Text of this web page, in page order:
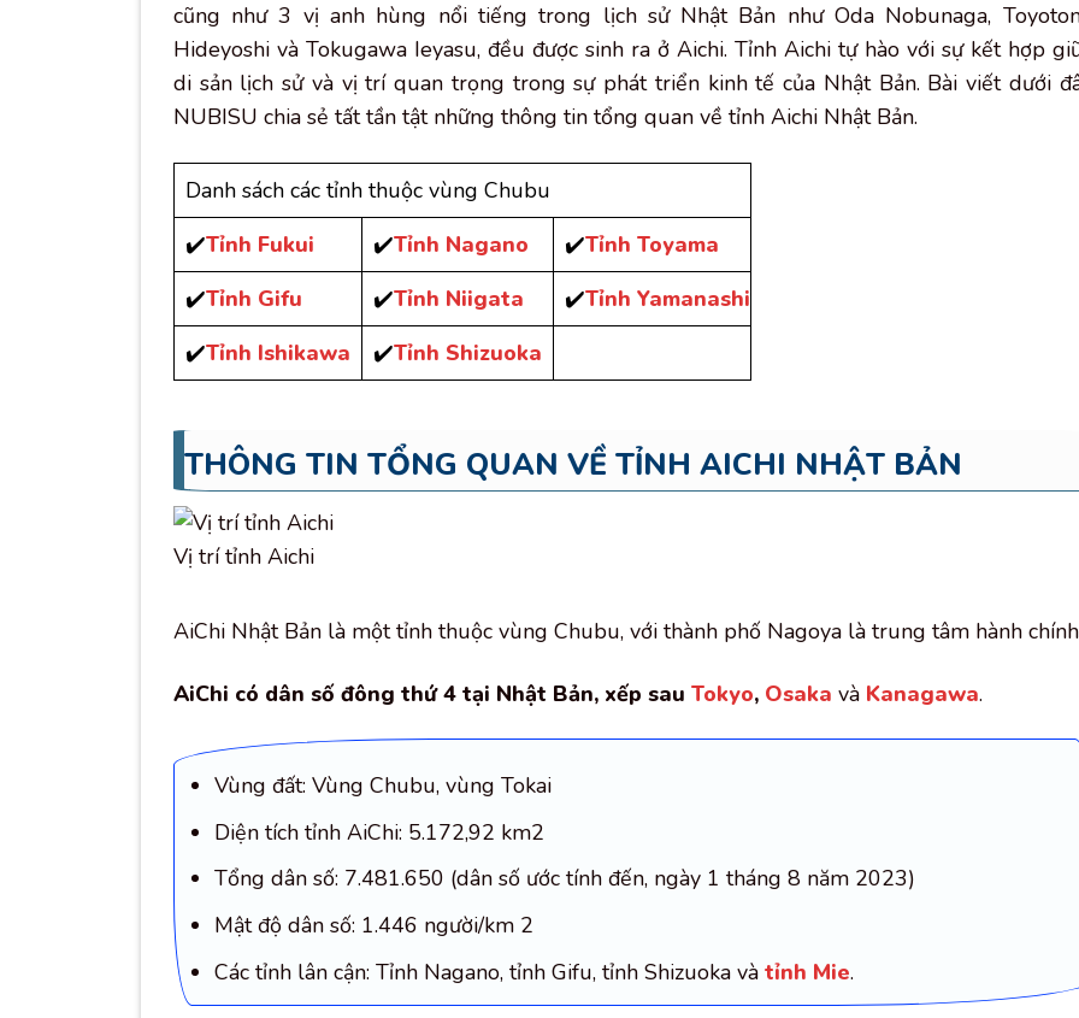
cũng như 3 vị anh hùng nổi tiếng trong lịch sử Nhật Bản như Oda Nobunaga,
Hideyoshi và Tokugawa Ieyasu, đều được sinh ra ở Aichi. Tỉnh Aichi tự hào với sự kết hợp
di sản lịch sử và vị trí quan trọng trong sự phát triển kinh tế của Nhật Bản. Bài viết dưới
NUBISU chia sẻ tất tần tật những thông tin tổng quan về tỉnh Aichi Nhật Bản.
Danh sách các tỉnh thuộc vùng Chubu
✔️Tỉnh Fukui ✔️Tỉnh Nagano ✔️Tỉnh Toyama
✔️Tỉnh Gifu ✔️Tỉnh Niigata ✔️Tỉnh Yamanashi
✔️Tỉnh Ishikawa ✔️Tỉnh Shizuoka
THÔNG TIN TỔNG QUAN VỀ TỈNH AICHI NHẬT BẢN
Vị trí tỉnh Aichi
AiChi Nhật Bản là một tỉnh thuộc vùng Chubu, với thành phố Nagoya là trung tâm hành
AiChi có dân số đông thứ 4 tại Nhật Bản, xếp sau Tokyo, Osaka và Kanagawa.
Vùng đất: Vùng Chubu, vùng Tokai
Diện tích tỉnh AiChi: 5.172,92 km2
Tổng dân số: 7.481.650 (dân số ước tính đến, ngày 1 tháng 8 năm 2023)
Mật độ dân số: 1.446 người/km 2
Các tỉnh lân cận: Tỉnh Nagano, tỉnh Gifu, tỉnh Shizuoka vàtỉnh Mie.